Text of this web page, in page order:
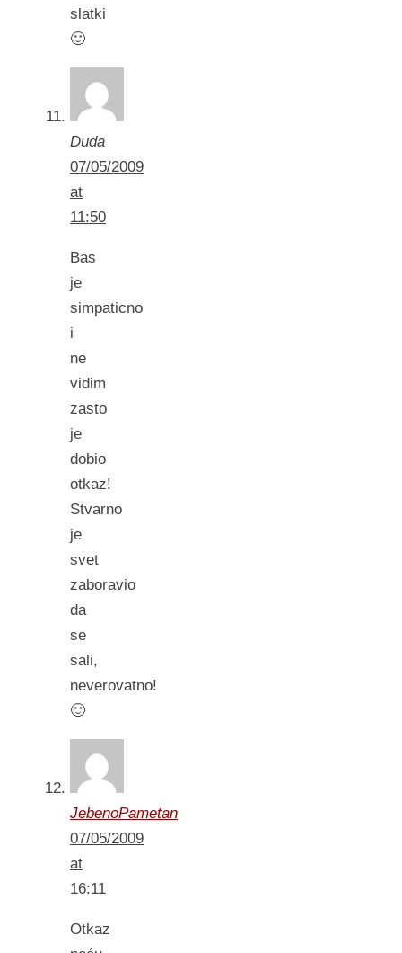
slatki
🙂
Duda
07/05/2009
at
11:50
Bas
je
simpaticno
i
ne
vidim
zasto
je
dobio
otkaz!
Stvarno
je
svet
zaboravio
da
se
sali,
neverovatno!
🙂
JebenoPametan
07/05/2009
at
16:11
Otkaz